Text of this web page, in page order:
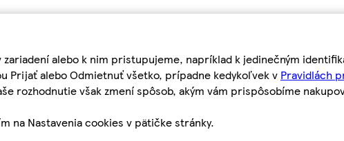
alebo k nim pristupujeme, napríklad k jedinečným
Prijať alebo Odmietnuť všetko, prípadne kedykoľvek v Pravidlách
rozhodnutie však zmení spôsob, akým vám prispôsobíme
na Nastavenia cookies v pätičke stránky.